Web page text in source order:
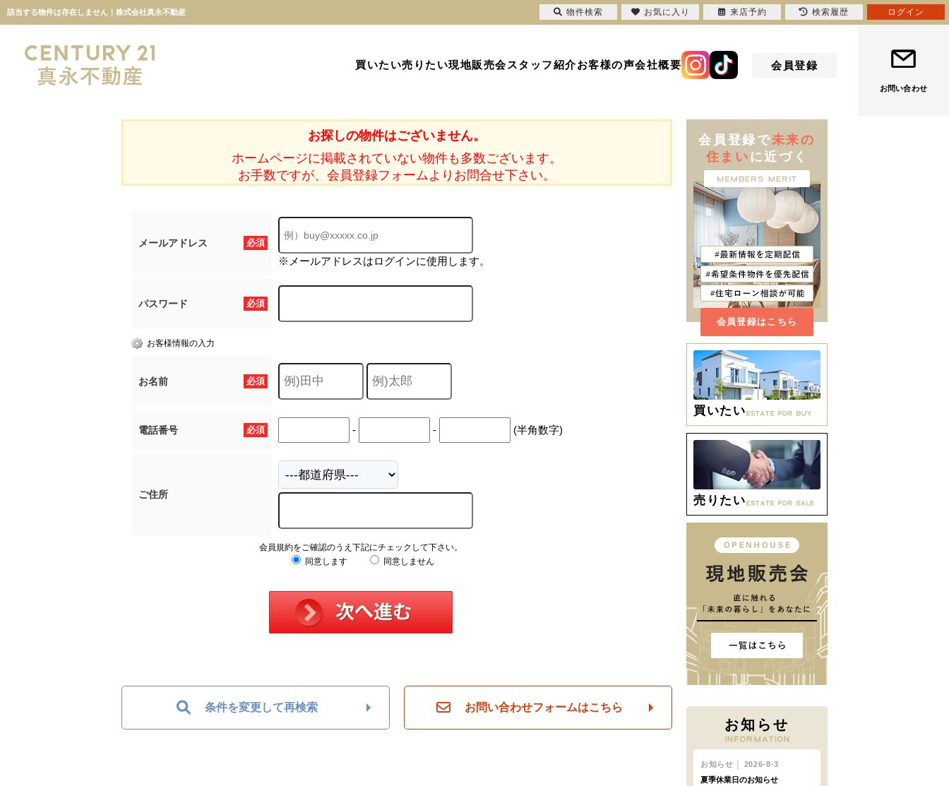
該当する物件は存在しません｜株式会社真永不動産
買いたい売りたい現地販売会スタッフ紹介お客様の声会社概要 会員登録
お問い合わせ
お探しの物件はございません。
ホームページに掲載されていない物件も多数ございます。
お手数ですが、会員登録フォームよりお問合せ下さい。
必須
メールアドレス
※メールアドレスはログインに使用します。
必須
パスワード
お客様情報の入力
必須
お名前
必須
電話番号 - - (半角数字)
ご住所
会員規約をご確認のうえ下記にチェックして下さい。
同意します
同意しません
条件を変更して再検索 お問い合わせフォームはこちら
会員登録で未来の
住まい に近づく
会員登録はこちら
買いたい
売りたい
お知らせ
物件検索 お気に入り 来店予約 検索履歴 ログイン